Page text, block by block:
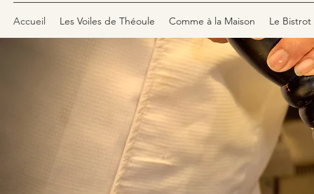
Accueil Les Voiles de Théoule Comme à la Maison Le